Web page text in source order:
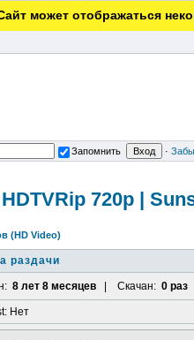
может отображаться
Запомнить ·
720p |
(HD Video)
раздачи
8 лет 8 месяцев | Скачан: 0 раз
Нет